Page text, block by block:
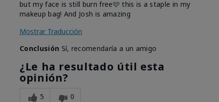
but my face is still burn free🩷 this is a staple in my
makeup bag! And Josh is amazing
Mostrar Traducción
Conclusión Sí, recomendaría a un amigo
¿Le ha resultado útil esta
opinión?
5 0